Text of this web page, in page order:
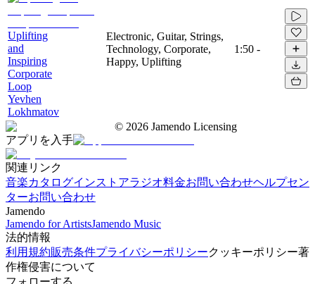
Uplifting
and
Inspiring
Corporate
Loop
Yevhen
Lokhmatov
Electronic, Guitar, Strings,
Technology, Corporate,
Happy, Uplifting
1:50 -
© 2026 Jamendo Licensing
アプリを入手
関連リンク
音楽カタログインストアラジオ料金お問い合わせヘルプセン
ターお問い合わせ
Jamendo
Jamendo for ArtistsJamendo Music
法的情報
利用規約販売条件プライバシーポリシークッキーポリシー著
作権侵害について
フォローする